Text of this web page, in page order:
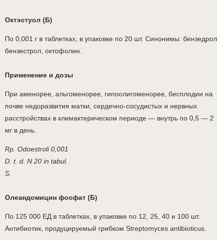
Октэстуол (Б)
По 0,001 г в таблетках, в упаковке по 20 шт. Синонимы:
бензестрол, октофолин.
Применение и дозы
При аменорее, альгоменорее, гипоолигоменорее, бесплодии на
почве недоразвития матки, сердечно-сосудистых и нервных
расстройствах в климактерическом периоде — внутрь по 0,5 — 2
мг в день.
Rp. Odoestroli 0,001
D. t. d. N 20 in tabul.
S.
Олеандомицин фосфат (Б)
По 125 000 ЕД в таблетках, в упаковке по 12, 25, 40 и 100 шт.
Антибиотик, продуцируемый грибком Streptomyces antibioticus.